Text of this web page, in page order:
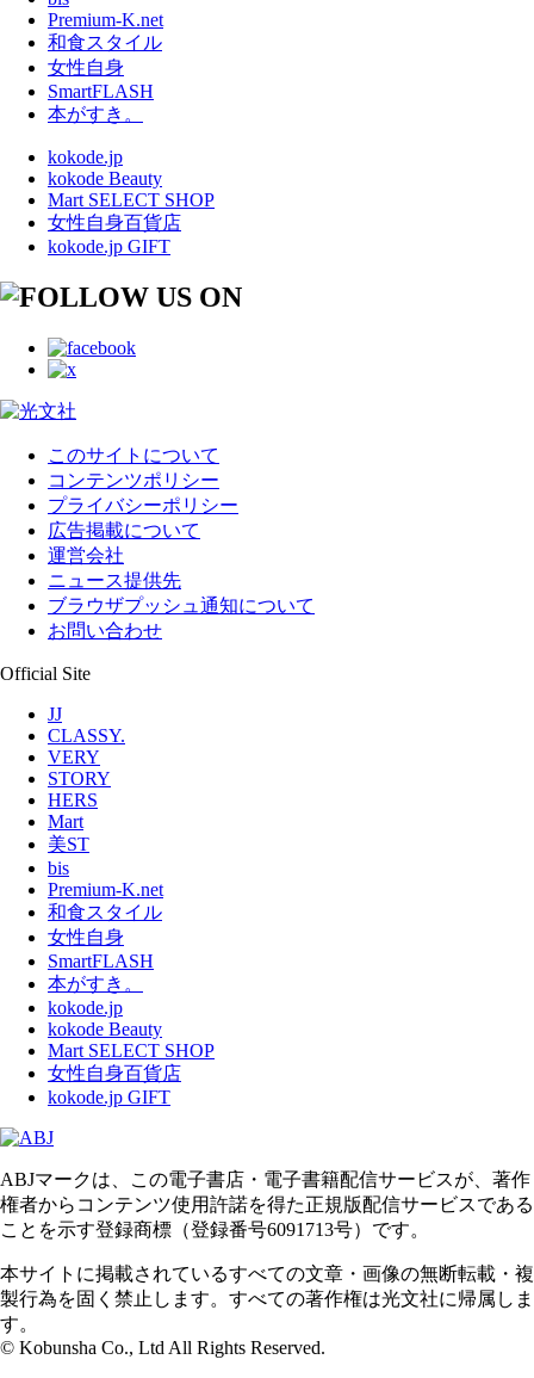
Premium-K.net
和食スタイル
女性自身
SmartFLASH
本がすき。
kokode.jp
kokode Beauty
Mart SELECT SHOP
女性自身百貨店
kokode.jp GIFT
このサイトについて
コンテンツポリシー
プライバシーポリシー
広告掲載について
運営会社
ニュース提供先
ブラウザプッシュ通知について
お問い合わせ
Official Site
JJ
CLASSY.
VERY
STORY
HERS
Mart
美ST
bis
Premium-K.net
和食スタイル
女性自身
SmartFLASH
本がすき。
kokode.jp
kokode Beauty
Mart SELECT SHOP
女性自身百貨店
kokode.jp GIFT
ABJマークは、この電子書店・電子書籍配信サービスが、著作
権者からコンテンツ使用許諾を得た正規版配信サービスである
ことを示す登録商標（登録番号6091713号）です。
本サイトに掲載されているすべての文章・画像の無断転載・複
製行為を固く禁止します。すべての著作権は光文社に帰属しま
す。
© Kobunsha Co., Ltd All Rights Reserved.